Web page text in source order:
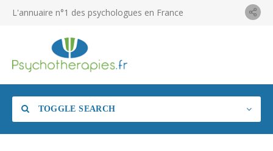
L'annuaire n°1 des psychologues en France
TOGGLE SEARCH